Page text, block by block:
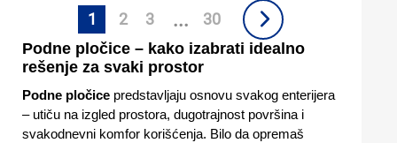
1 2 3 ... 30
Podne pločice – kako izabrati idealno
rešenje za svaki prostor
Podne pločice predstavljaju osnovu svakog enterijera
– utiču na izgled prostora, dugotrajnost površina i
svakodnevni komfor korišćenja. Bilo da opremaš